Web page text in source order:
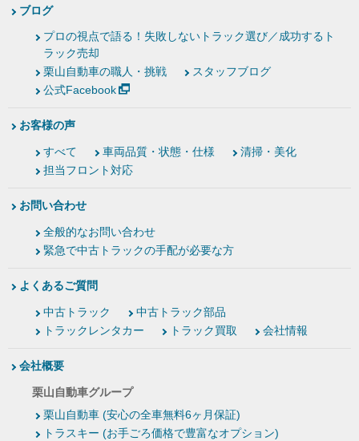
ブログ
プロの視点で語る！失敗しないトラック選び／成功するト
ラック売却
栗山自動車の職人・挑戦
スタッフブログ
公式Facebook
お客様の声
すべて 車両品質・状態・仕様
清掃・美化
担当フロント対応
お問い合わせ
全般的なお問い合わせ
緊急で中古トラックの手配が必要な方
よくあるご質問
中古トラック
中古トラック部品
トラックレンタカー
トラック買取 会社情報
会社概要
栗山自動車グループ
栗山自動車 (安心の全車無料6ヶ月保証)
トラスキー (お手ごろ価格で豊富なオプション)